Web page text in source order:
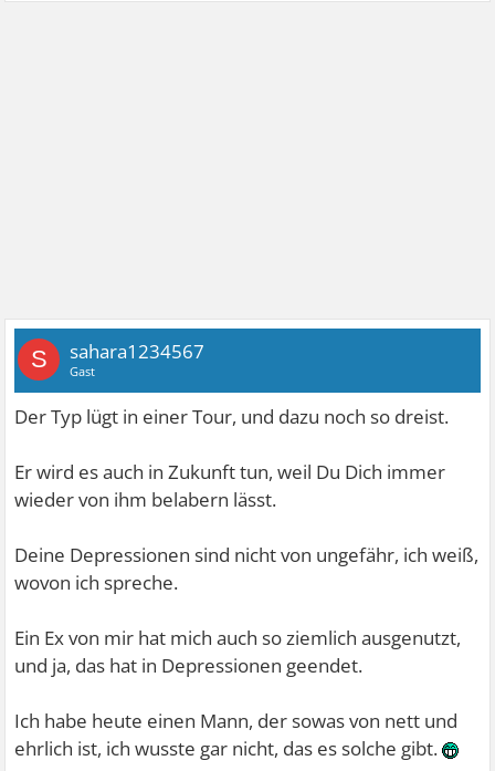
S sahara1234567
Gast
Der Typ lügt in einer Tour, und dazu noch so dreist.
Er wird es auch in Zukunft tun, weil Du Dich immer
wieder von ihm belabern lässt.
Deine Depressionen sind nicht von ungefähr, ich weiß,
wovon ich spreche.
Ein Ex von mir hat mich auch so ziemlich ausgenutzt,
und ja, das hat in Depressionen geendet.
Ich habe heute einen Mann, der sowas von nett und
ehrlich ist, ich wusste gar nicht, das es solche gibt.